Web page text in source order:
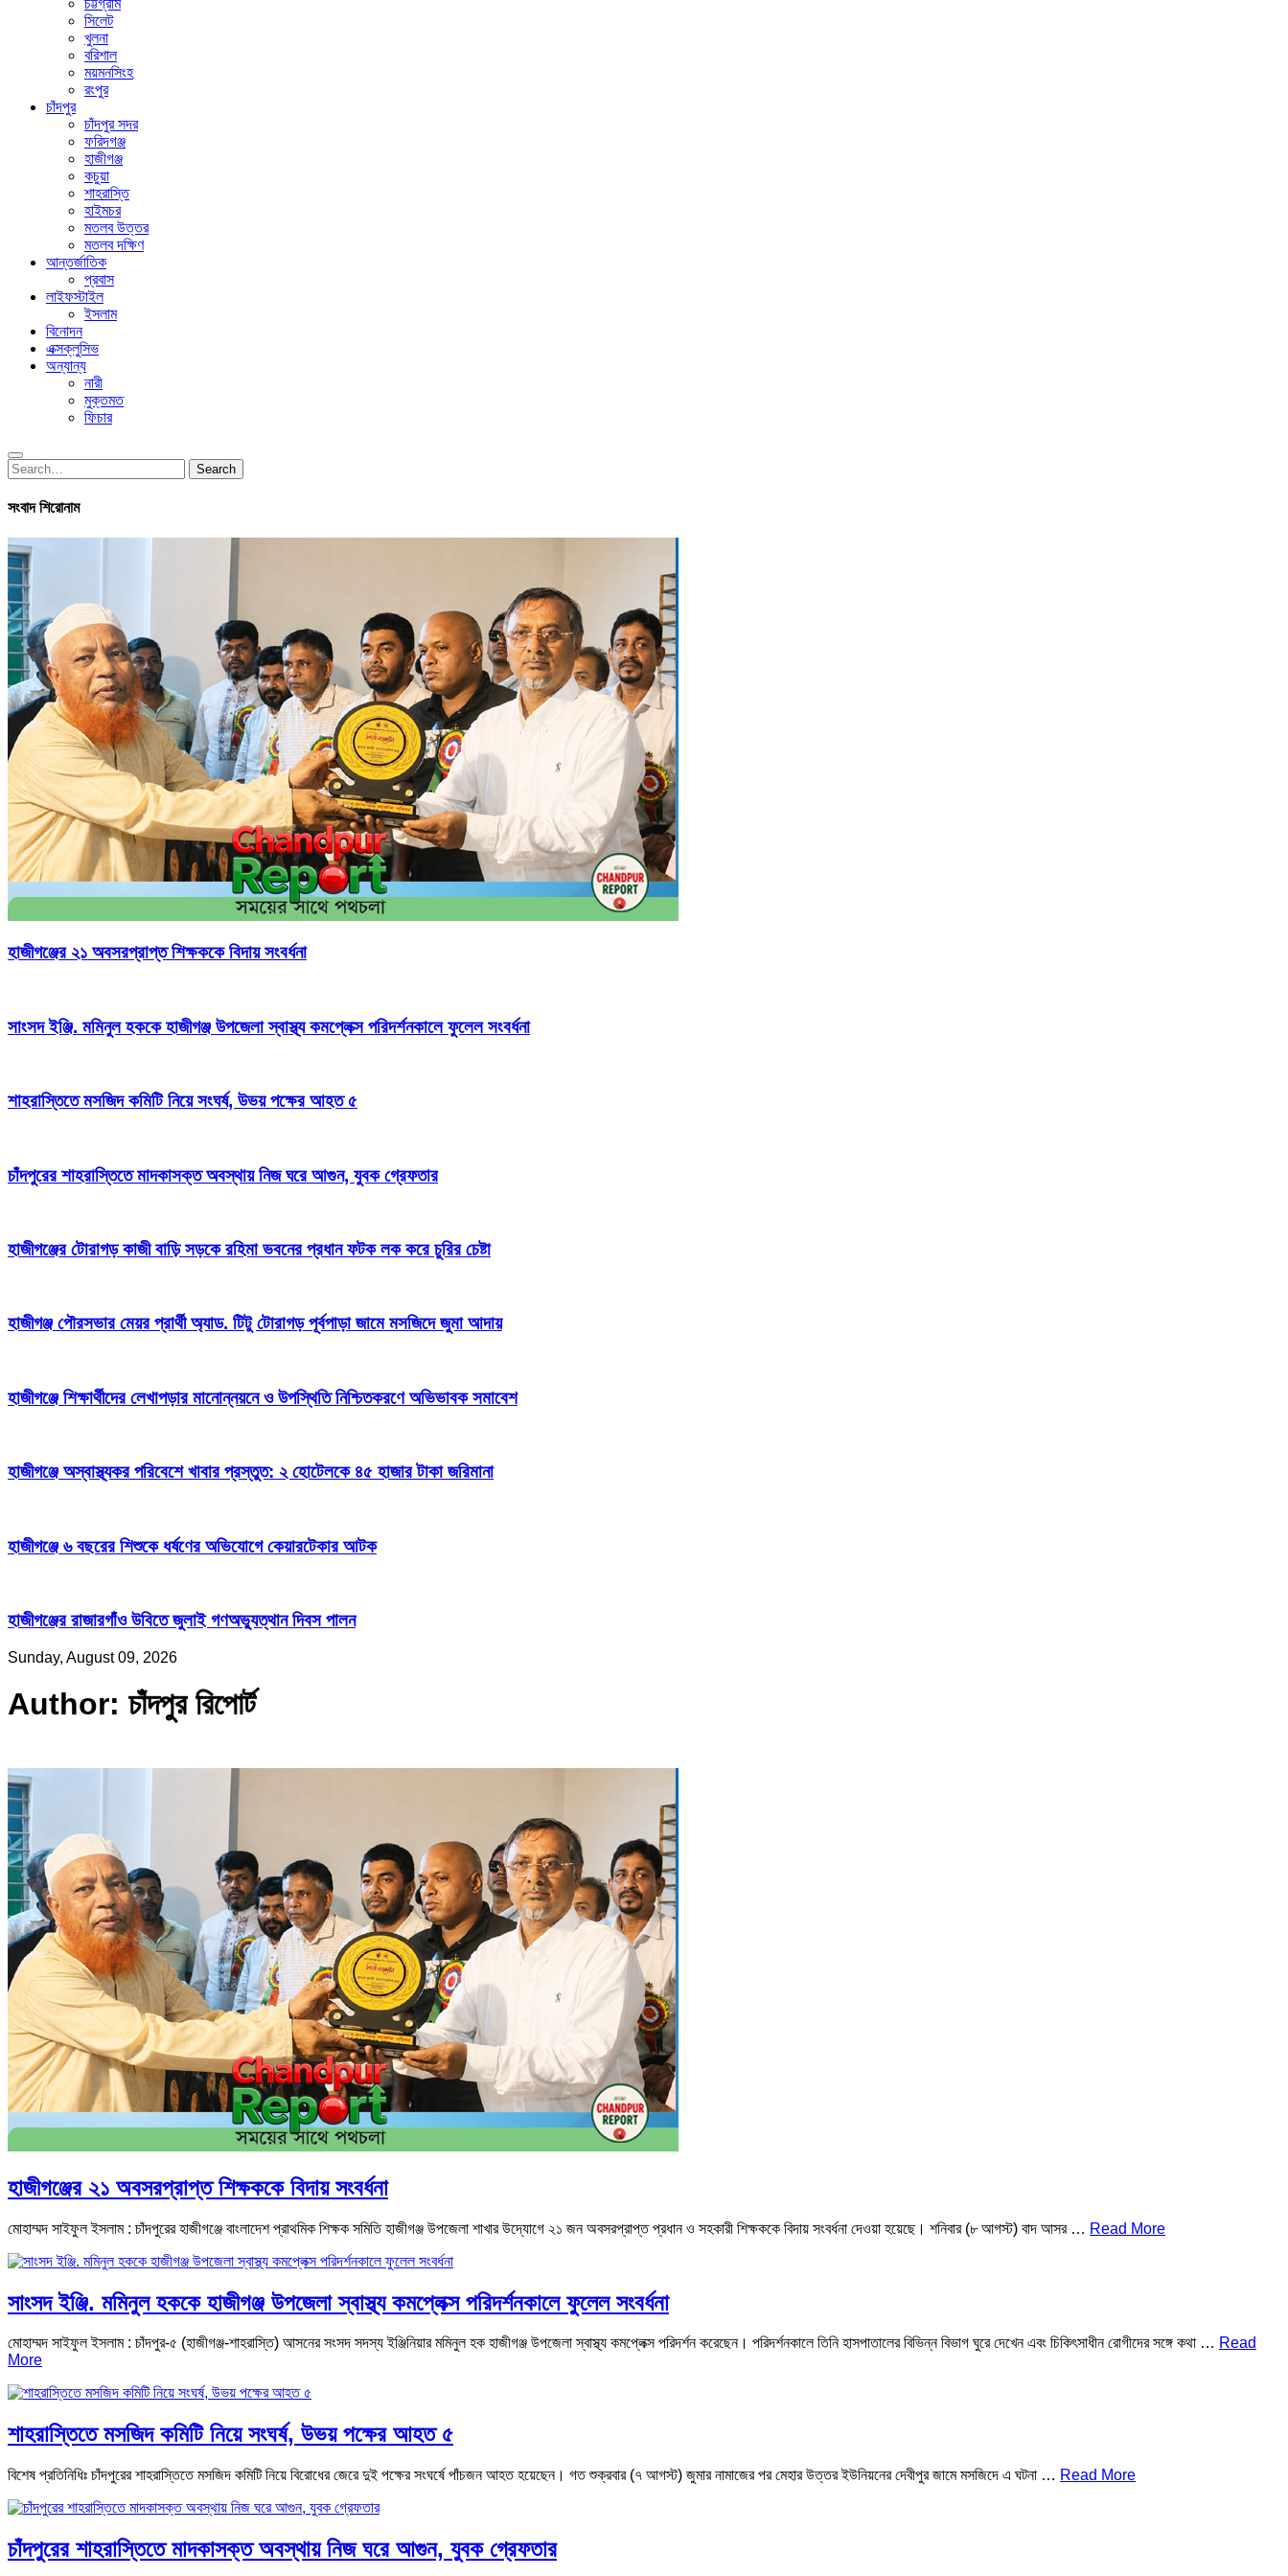
চট্টগ্রাম
সিলেট
খুলনা
বরিশাল
ময়মনসিংহ
রংপুর
চাঁদপুর
চাঁদপুর সদর
ফরিদগঞ্জ
হাজীগঞ্জ
কচুয়া
শাহরাস্তি
হাইমচর
মতলব উত্তর
মতলব দক্ষিণ
আন্তর্জাতিক
প্রবাস
লাইফস্টাইল
ইসলাম
বিনোদন
এক্সক্লুসিভ
অন্যান্য
নারী
মুক্তমত
ফিচার
Search
for:
Search
সংবাদ শিরোনাম
হাজীগঞ্জের ২১ অবসরপ্রাপ্ত শিক্ষককে বিদায় সংবর্ধনা
সাংসদ ইঞ্জি. মমিনুল হককে হাজীগঞ্জ উপজেলা স্বাস্থ্য কমপ্লেক্স পরিদর্শনকালে ফুলেল সংবর্ধনা
শাহরাস্তিতে মসজিদ কমিটি নিয়ে সংঘর্ষ, উভয় পক্ষের আহত ৫
চাঁদপুরের শাহরাস্তিতে মাদকাসক্ত অবস্থায় নিজ ঘরে আগুন, যুবক গ্রেফতার
হাজীগঞ্জের টোরাগড় কাজী বাড়ি সড়কে রহিমা ভবনের প্রধান ফটক লক করে চুরির চেষ্টা
হাজীগঞ্জ পৌরসভার মেয়র প্রার্থী অ্যাড. টিটু টোরাগড় পূর্বপাড়া জামে মসজিদে জুমা আদায়
হাজীগঞ্জে শিক্ষার্থীদের লেখাপড়ার মানোন্নয়নে ও উপস্থিতি নিশ্চিতকরণে অভিভাবক সমাবেশ
হাজীগঞ্জে অস্বাস্থ্যকর পরিবেশে খাবার প্রস্তুত: ২ হোটেলকে ৪৫ হাজার টাকা জরিমানা
হাজীগঞ্জে ৬ বছরের শিশুকে ধর্ষণের অভিযোগে কেয়ারটেকার আটক
হাজীগঞ্জের রাজারগাঁও উবিতে জুলাই গণঅভ্যুত্থান দিবস পালন
Sunday, August 09, 2026
Author: চাঁদপুর রিপোর্ট
হাজীগঞ্জের ২১ অবসরপ্রাপ্ত শিক্ষককে বিদায় সংবর্ধনা
মোহাম্মদ সাইফুল ইসলাম : চাঁদপুরের হাজীগঞ্জে বাংলাদেশ প্রাথমিক শিক্ষক সমিতি হাজীগঞ্জ উপজেলা শাখার উদ্যোগে ২১ জন অবসরপ্রাপ্ত প্রধান ও সহকারী শিক্ষককে বিদায় সংবর্ধনা দেওয়া হয়েছে। শনিবার (৮ আগস্ট) বাদ আসর … Read More
সাংসদ ইঞ্জি. মমিনুল হককে হাজীগঞ্জ উপজেলা স্বাস্থ্য কমপ্লেক্স পরিদর্শনকালে ফুলেল সংবর্ধনা
মোহাম্মদ সাইফুল ইসলাম : চাঁদপুর-৫ (হাজীগঞ্জ-শাহরাস্তি) আসনের সংসদ সদস্য ইঞ্জিনিয়ার মমিনুল হক হাজীগঞ্জ উপজেলা স্বাস্থ্য কমপ্লেক্স পরিদর্শন করেছেন। পরিদর্শনকালে তিনি হাসপাতালের বিভিন্ন বিভাগ ঘুরে দেখেন এবং চিকিৎসাধীন রোগীদের সঙ্গে কথা … Read
More
শাহরাস্তিতে মসজিদ কমিটি নিয়ে সংঘর্ষ, উভয় পক্ষের আহত ৫
বিশেষ প্রতিনিধিঃ চাঁদপুরের শাহরাস্তিতে মসজিদ কমিটি নিয়ে বিরোধের জেরে দুই পক্ষের সংঘর্ষে পাঁচজন আহত হয়েছেন। গত শুক্রবার (৭ আগস্ট) জুমার নামাজের পর মেহার উত্তর ইউনিয়নের দেবীপুর জামে মসজিদে এ ঘটনা … Read More
চাঁদপুরের শাহরাস্তিতে মাদকাসক্ত অবস্থায় নিজ ঘরে আগুন, যুবক গ্রেফতার